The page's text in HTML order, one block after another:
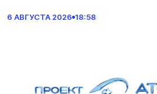
6 АВГУСТА 2026 18:58